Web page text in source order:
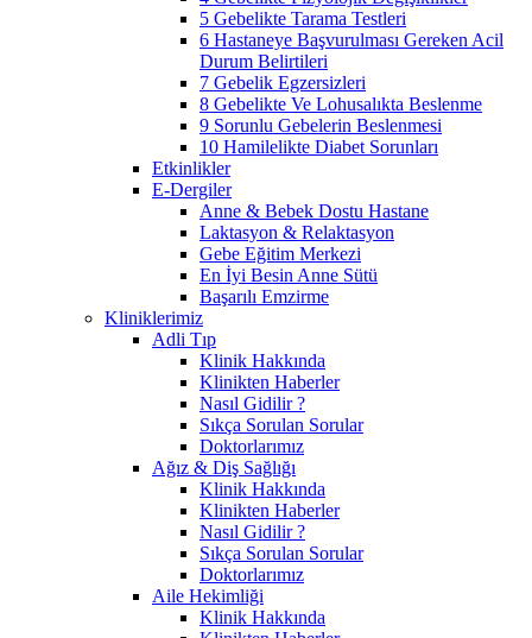
5 Gebelikte Tarama Testleri
6 Hastaneye Başvurulması Gereken Acil
Durum Belirtileri
7 Gebelik Egzersizleri
8 Gebelikte Ve Lohusalıkta Beslenme
9 Sorunlu Gebelerin Beslenmesi
10 Hamilelikte Diabet Sorunları
Etkinlikler
E-Dergiler
Anne & Bebek Dostu Hastane
Laktasyon & Relaktasyon
Gebe Eğitim Merkezi
En İyi Besin Anne Sütü
Başarılı Emzirme
Kliniklerimiz
Adli Tıp
Klinik Hakkında
Klinikten Haberler
Nasıl Gidilir ?
Sıkça Sorulan Sorular
Doktorlarımız
Ağız & Diş Sağlığı
Klinik Hakkında
Klinikten Haberler
Nasıl Gidilir ?
Sıkça Sorulan Sorular
Doktorlarımız
Aile Hekimliği
Klinik Hakkında